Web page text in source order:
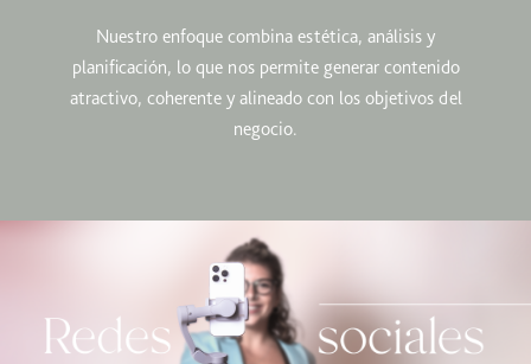
Nuestro enfoque combina estética, análisis y
planificación, lo que nos permite generar contenido
atractivo, coherente y alineado con los objetivos del
negocio.